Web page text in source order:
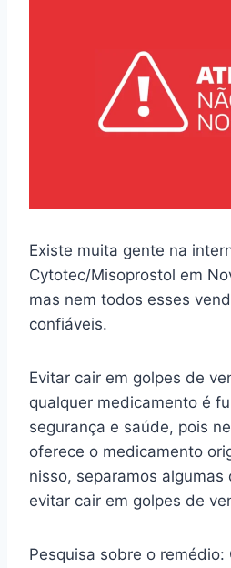
Existe muita gente na
Cytotec/Misoprostol em
mas nem todos esses
confiáveis.
Evitar cair em golpes de
qualquer medicamento é
segurança e saúde, pois
oferece o medicamento
nisso, separamos algumas
evitar cair em golpes de
Pesquisa sobre o